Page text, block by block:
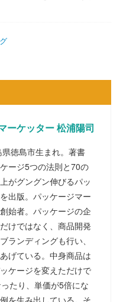
ーケッター 松浦陽司
徳島市生まれ。著書
ケージ5つの法則と70の
がグングン伸びるパッ
出版。パッケージマー
始者。パッケージの企
けではなく、商品開発
ランディングも行い、
げている。中身商品は
ケージを変えただけで
たり、単価が5倍にな
を生み出している。そ